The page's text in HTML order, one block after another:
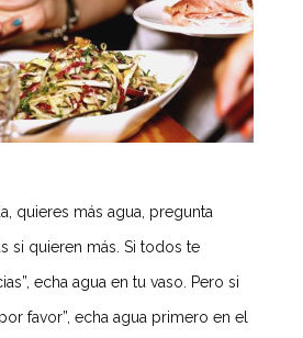
quieres más agua, pregunta
si quieren más. Si todos te
echa agua en tu vaso. Pero si
favor”, echa agua primero en el